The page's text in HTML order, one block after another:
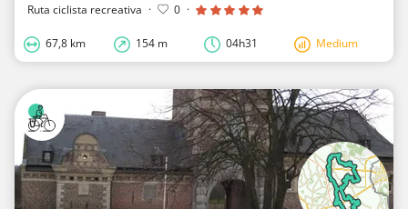
Ruta ciclista recreativa · 0 ·
67,8 km 154 m 04h31 Medium